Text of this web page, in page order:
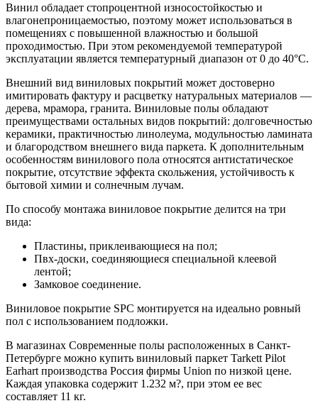
Винил обладает стопроцентной износостойкостью и
влагонепроницаемостью, поэтому может использоваться в
помещениях с повышенной влажностью и большой
проходимостью. При этом рекомендуемой температурой
эксплуатации является температурный диапазон от 0 до 40°С.
Внешний вид виниловых покрытий может достоверно
имитировать фактуру и расцветку натуральных материалов —
дерева, мрамора, гранита. Виниловые полы обладают
преимуществами остальных видов покрытий: долговечностью
керамики, практичностью линолеума, модульностью ламината
и благородством внешнего вида паркета. К дополнительным
особенностям винилового пола относятся антистатическое
покрытие, отсутствие эффекта скольжения, устойчивость к
бытовой химии и солнечным лучам.
По способу монтажа виниловое покрытие делится на три
вида:
Пластины, приклеивающиеся на пол;
Пвх-доски, соединяющиеся специальной клеевой
лентой;
Замковое соединение.
Виниловое покрытие SPC монтируется на идеально ровный
пол с использованием подложки.
В магазинах Современные полы расположенных в Санкт-
Петербурге можно купить виниловый паркет Tarkett Pilot
Earhart производства Россия фирмы Union по низкой цене.
Каждая упаковка содержит 1.232 м?, при этом ее вес
составляет 11 кг.